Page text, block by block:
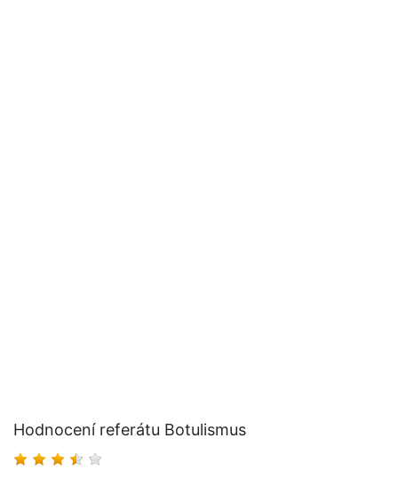
Hodnocení referátu Botulismus